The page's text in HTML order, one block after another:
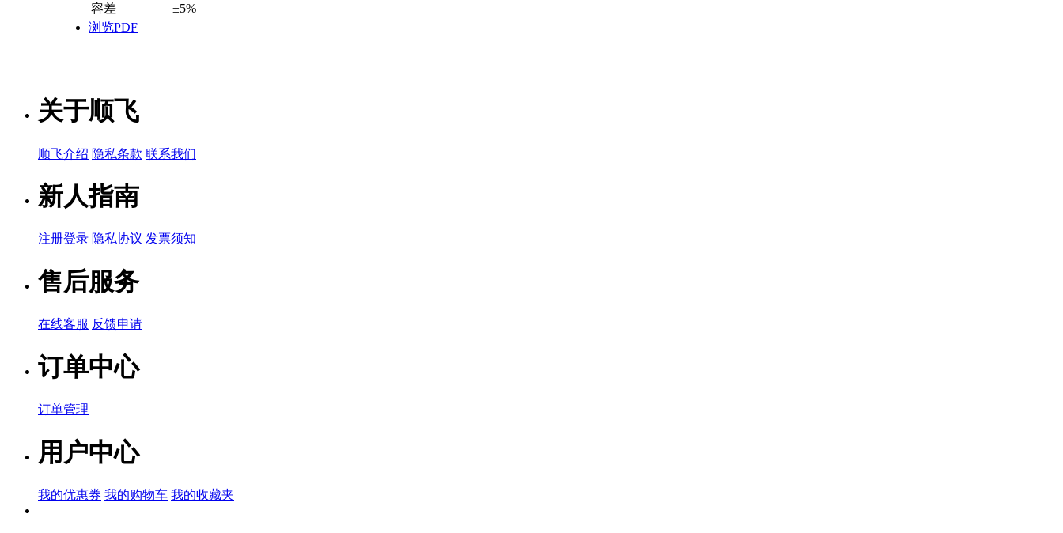
容差
±5%
浏览PDF
关于顺飞
顺飞介绍 隐私条款 联系我们
新人指南
注册登录 隐私协议 发票须知
售后服务
在线客服 反馈申请
订单中心
订单管理
用户中心
我的优惠券 我的购物车 我的收藏夹